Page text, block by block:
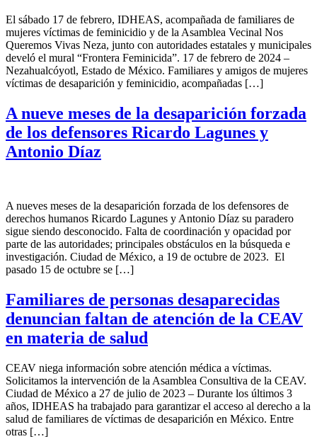
El sábado 17 de febrero, IDHEAS, acompañada de familiares de
mujeres víctimas de feminicidio y de la Asamblea Vecinal Nos
Queremos Vivas Neza, junto con autoridades estatales y municipales
develó el mural “Frontera Feminicida”. 17 de febrero de 2024 –
Nezahualcóyotl, Estado de México. Familiares y amigos de mujeres
víctimas de desaparición y feminicidio, acompañadas […]
A nueve meses de la desaparición forzada
de los defensores Ricardo Lagunes y
Antonio Díaz
A nueves meses de la desaparición forzada de los defensores de
derechos humanos Ricardo Lagunes y Antonio Díaz su paradero
sigue siendo desconocido. Falta de coordinación y opacidad por
parte de las autoridades; principales obstáculos en la búsqueda e
investigación. Ciudad de México, a 19 de octubre de 2023. El
pasado 15 de octubre se […]
Familiares de personas desaparecidas
denuncian faltan de atención de la CEAV
en materia de salud
CEAV niega información sobre atención médica a víctimas.
Solicitamos la intervención de la Asamblea Consultiva de la CEAV.
Ciudad de México a 27 de julio de 2023 – Durante los últimos 3
años, IDHEAS ha trabajado para garantizar el acceso al derecho a la
salud de familiares de víctimas de desaparición en México. Entre
otras […]